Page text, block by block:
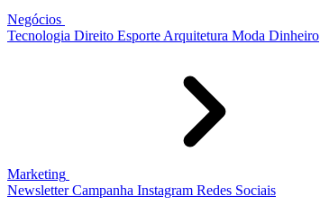
Negócios
Tecnologia Direito Esporte Arquitetura Moda Dinheiro
Marketing
Newsletter Campanha Instagram Redes Sociais